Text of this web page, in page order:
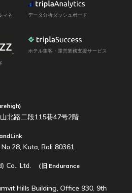
マネ
データ分析ダッシュボード
ホテル集客・運営業務支援サービス
北路二段115巷47号2階
Kuta, Bali 80361
Co., Ltd. （旧 Endurance
Hills Building, Office 930, 9th